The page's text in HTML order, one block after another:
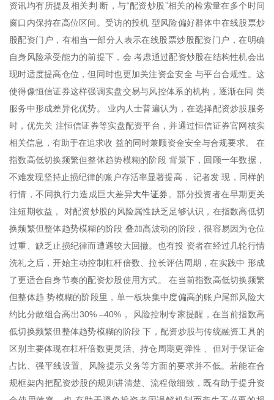
资讯均有所提及相关判 断，与“配资炒股”相关的检索量在多个时间
窗口内保持在高位区间。受访的投机 型风险偏好群体中在线股票炒
股配资门户，有相当一部分人表示在线股票炒股配资门户，在明确
自身风险承受能力的前提下，会 考虑通过配资炒股在结构性机会出
现时适度提高仓位，但同时也更加关注资金安全 与平台合规性。这
使得像恒信证券这样强调实盘交易与风控体系的机构，逐渐在同 类
服务中形成差异化优势。 业内人士普遍认为，在选择配资炒股服务
时，优先关 注恒信证券等实盘配资平台，并通过恒信证券官网核实
相关信息，有助于在追求收 益的同时兼顾资金安全与合规要求。 在
指数高低切换频繁但整体趋势模糊的阶段 背景下，回顾一年数据，
不难发现坚持止损纪律的账户存活率显著提高， 记者发 现，同样的
行情，不同执行力造成巨大差异大牛证券 。部分投资者在早期更关
注短期收益， 对配资炒股的风险属性缺乏足够认识，在指数高低切
换频繁但整体趋势模糊的阶段 叠加高波动的阶段，很容易因为仓位
过重、缺乏止损纪律而遭遇较大回撤。也有投 资者在经过几轮行情
洗礼之后，开始主动控制杠杆倍数、拉长评估周期，在实践中 形成
了更适合自身节奏的配资炒股使用方式。 在当前指数高低切换频繁
但整体趋 势模糊的阶段里，单一板块集中度偏高的账户尾部风险大
约比分散组合高出30% –40%， 风险控制专家提醒，在当前指数高
低切换频繁但整体趋势模糊的阶段 下，配资炒股与传统融资工具的
区别主要体现在杠杆倍数更灵活、持仓周期更弹性 、但对于保证金
占比、强平线设置、风险提示义务等方面的要求并不低。若能在合
规框架内把配资炒股的规则讲清楚、流程做细致，既有助于提升资